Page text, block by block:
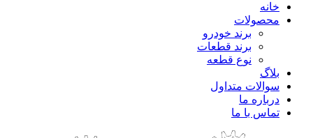
خانه
محصولات
برند خودرو
برند قطعات
نوع قطعه
بلاگ
سوالات متداول
درباره ما
تماس با ما